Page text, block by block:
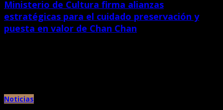
Ministerio de Cultura firma alianzas
estratégicas para el cuidado preservación y
puesta en valor de Chan Chan
Noticias